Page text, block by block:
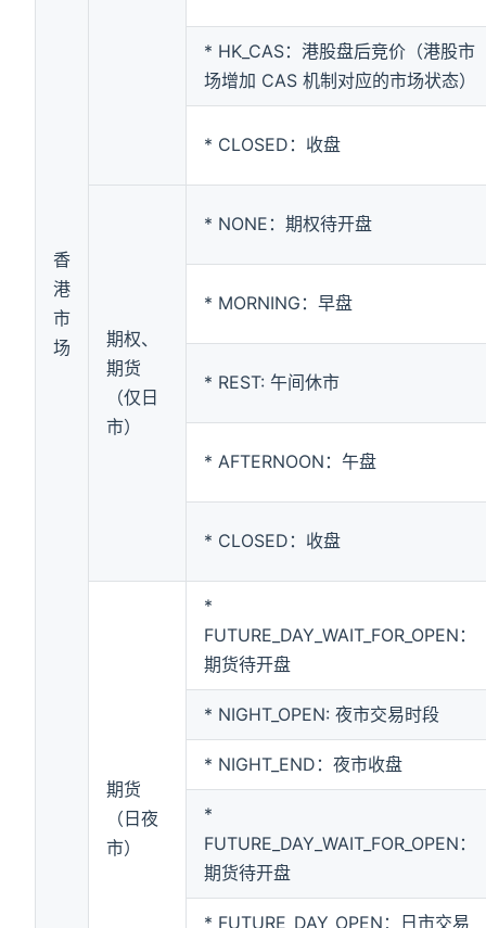
香
港
市
场
* HK_CAS：港股盘后竞价（港股市
场增加 CAS 机制对应的市场状态）
* CLOSED：收盘
期权、
期货
（仅日
市）
* NONE：期权待开盘
* MORNING：早盘
* REST: 午间休市
* AFTERNOON：午盘
* CLOSED：收盘
期货
（日夜
市）
*
FUTURE_DAY_WAIT_FOR_OPEN：
期货待开盘
* NIGHT_OPEN: 夜市交易时段
* NIGHT_END：夜市收盘
*
FUTURE_DAY_WAIT_FOR_OPEN：
期货待开盘
* FUTURE_DAY_OPEN：日市交易